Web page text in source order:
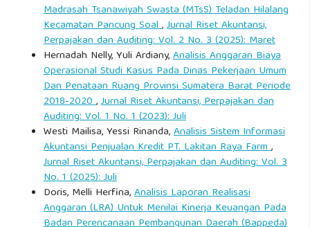
Madrasah Tsanawiyah Swasta (MTsS) Teladan Hilalang
Kecamatan Pancung Soal,Jurnal Riset Akuntansi,
Perpajakan dan Auditing: Vol. 2 No. 3 (2025): Maret
Hernadah Nelly, Yuli Ardiany,Analisis Anggaran Biaya
Operasional Studi Kasus Pada Dinas Pekerjaan Umum
Dan Penataan Ruang Provinsi Sumatera Barat Periode
2018-2020,Jurnal Riset Akuntansi, Perpajakan dan
Auditing: Vol. 1 No. 1 (2023): Juli
Westi Mailisa, Yessi Rinanda,Analisis Sistem Informasi
Akuntansi Penjualan Kredit PT. Lakitan Raya Farm,
Jurnal Riset Akuntansi, Perpajakan dan Auditing: Vol. 3
No. 1 (2025): Juli
Doris, Melli Herfina,Analisis Laporan Realisasi
Anggaran (LRA) Untuk Menilai Kinerja Keuangan Pada